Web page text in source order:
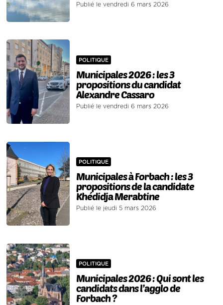
Publié le vendredi 6 mars 2026
POLITIQUE
Municipales 2026 : les 3
propositions du candidat
Alexandre Cassaro
Publié le vendredi 6 mars 2026
POLITIQUE
Municipales à Forbach : les 3
propositions de la candidate
Khédidja Merabtine
Publié le jeudi 5 mars 2026
POLITIQUE
Municipales 2026 : Qui sont les
candidats dans l’agglo de
Forbach ?